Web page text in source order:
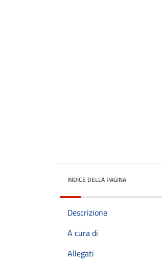
INDICE DELLA PAGINA
Descrizione
A cura di
Allegati